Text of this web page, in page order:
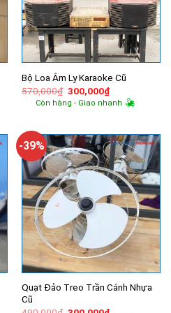
Bộ Loa Âm Ly Karaoke Cũ
570,000₫ Giá
gốc
là:
300,000₫Giá
hiện
tại
Còn hàng - Giao nhanh
-39%
Quạt Đảo Treo Trần Cánh Nhựa
Cũ